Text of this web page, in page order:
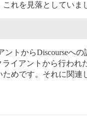
れを見落としていま
トからDiscourseへ
イアントから行わ
めです。それに関連